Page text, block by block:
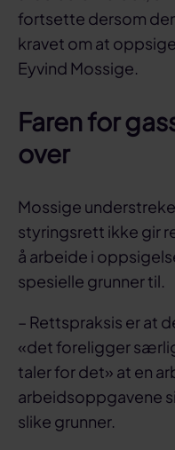
fortsette dersom
kravet om at
Eyvind Mossige.
Faren for
over
Mossige
styringsrett ikke gir
å arbeide i
spesielle grunner til.
– Rettspraksis er at
«det foreligger
taler for det» at en
arbeidsoppgavene
slike grunner.